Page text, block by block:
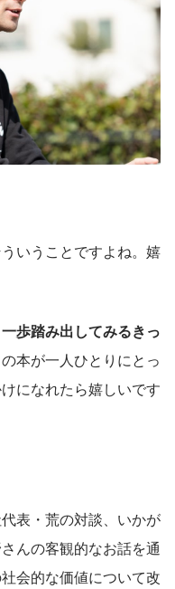
いうことですよね。嬉
一歩踏み出してみるきっ
本が一人ひとりにとっ
になれたら嬉しいです
表・荒の対談、いかが
んの客観的なお話を通
会的な価値について改